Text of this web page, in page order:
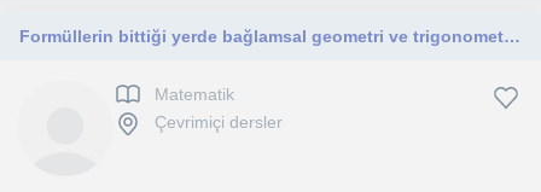
Formüllerin bittiği yerde bağlamsal geometri ve trigonometri ile iyi çözümler
Matematik
Çevrimiçi dersler